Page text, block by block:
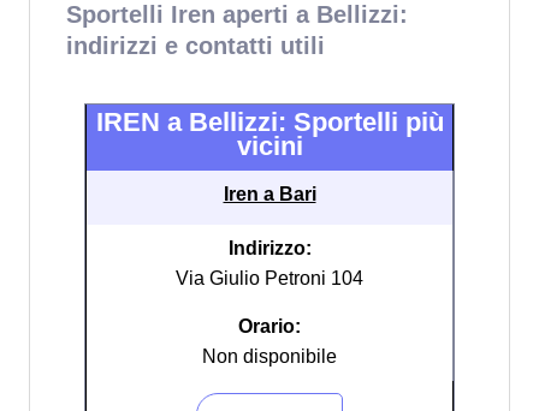
Sportelli Iren aperti a Bellizzi:
indirizzi e contatti utili
IREN a Bellizzi: Sportelli più
vicini
Iren a Bari
Indirizzo:
Via Giulio Petroni 104
Orario:
Non disponibile